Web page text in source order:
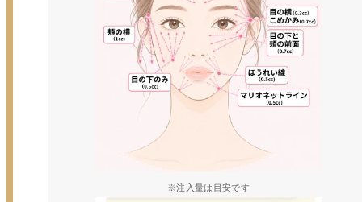
※注入量は目安です